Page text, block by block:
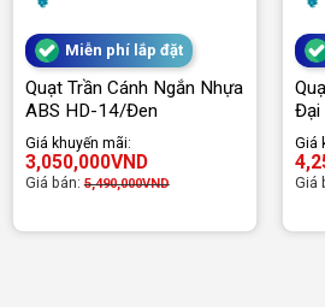
Miễn phí lắp đặt
Quạt Trần Cánh Ngắn Nhựa
ABS HD-14/Đen
Giá khuyến mãi:
3,050,000VND
Giá bán:5,490,000VND
Đại
Giá
Giá